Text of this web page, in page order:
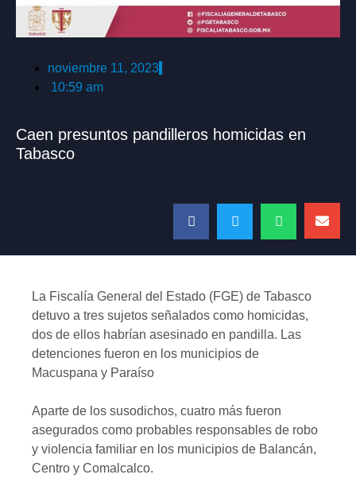
noviembre 11, 2023
10:59 am
Caen presuntos pandilleros homicidas en
Tabasco
La Fiscalía General del Estado (FGE) de Tabasco
detuvo a tres sujetos señalados como homicidas,
dos de ellos habrían asesinado en pandilla. Las
detenciones fueron en los municipios de
Macuspana y Paraíso
Aparte de los susodichos, cuatro más fueron
asegurados como probables responsables de robo
y violencia familiar en los municipios de Balancán,
Centro y Comalcalco.